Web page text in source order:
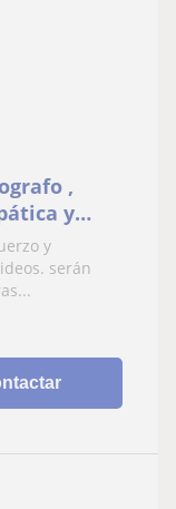
,
y
bachiller de
y
serán